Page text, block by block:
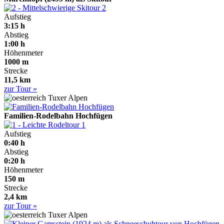
2
Aufstieg
3:15 h
Abstieg
1:00 h
Höhenmeter
1000 m
Strecke
11,5 km
zur Tour »
Tuxer Alpen
Familien-Rodelbahn Hochfügen
1
Aufstieg
0:40 h
Abstieg
0:20 h
Höhenmeter
150 m
Strecke
2,4 km
zur Tour »
Tuxer Alpen